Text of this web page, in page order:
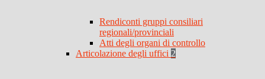
Rendiconti gruppi consiliari
regionali/provinciali
Atti degli organi di controllo
Articolazione degli uffici 2